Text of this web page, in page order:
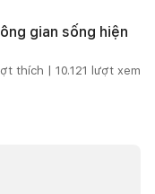
gian sống hiện
thích | 10.121 lượt xem